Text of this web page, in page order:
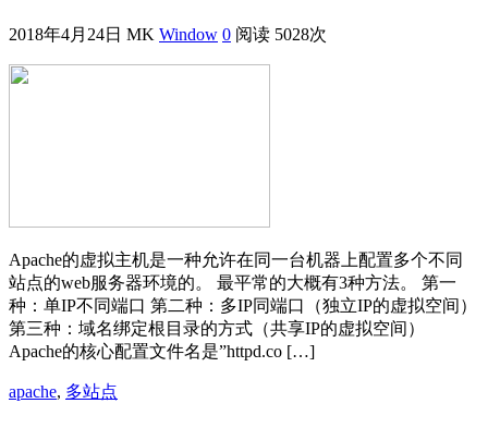
2018年4月24日 MK Window 0 阅读 5028次
Apache的虚拟主机是一种允许在同一台机器上配置多个不同
站点的web服务器环境的。 最平常的大概有3种方法。 第一
种：单IP不同端口 第二种：多IP同端口（独立IP的虚拟空间）
第三种：域名绑定根目录的方式（共享IP的虚拟空间）
Apache的核心配置文件名是”httpd.co […]
apache, 多站点